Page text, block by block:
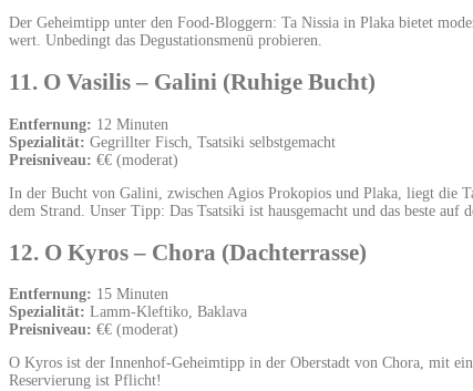
Der Geheimtipp unter den Food-Bloggern: Ta Nissia in Plaka bietet
wert. Unbedingt das Degustationsmenü probieren.
11. O Vasilis – Galini (Ruhige Bucht)
Entfernung: 12 Minuten
Spezialität: Gegrillter Fisch, Tsatsiki selbstgemacht
Preisniveau: €€ (moderat)
In der Bucht von Galini, zwischen Agios Prokopios und Plaka, liegt die
dem Strand. Unser Tipp: Das Tsatsiki ist hausgemacht und das beste auf
12. O Kyros – Chora (Dachterrasse)
Entfernung: 15 Minuten
Spezialität: Lamm-Kleftiko, Baklava
Preisniveau: €€ (moderat)
O Kyros ist der Innenhof-Geheimtipp in der Oberstadt von Chora, mit
Reservierung ist Pflicht!